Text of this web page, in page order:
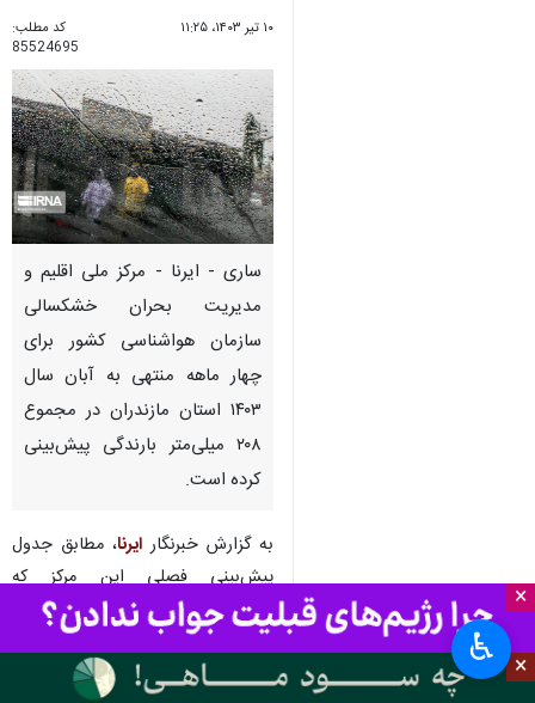
×
×
۱۰ تیر ۱۴۰۳، ۱۱:۲۵
کد مطلب:
85524695
ساری - ایرنا - مرکز ملی اقلیم و
مدیریت بحران خشکسالی
سازمان هواشناسی کشور برای
چهار ماهه منتهی به آبان سال
۱۴۰۳ استان مازندران در مجموع
۲۰۸ میلی‌متر بارندگی پیش‌بینی
کرده است.
به گزارش خبرنگار ایرنا، مطابق جدول
پیش‌بینی فصلی این مرکز که
هواشناسی مازندران آن را امروز
یکشنبه منتشر کرده است، میانگین
کمترین میزان بارندگی در چهار ماهه
♿︎